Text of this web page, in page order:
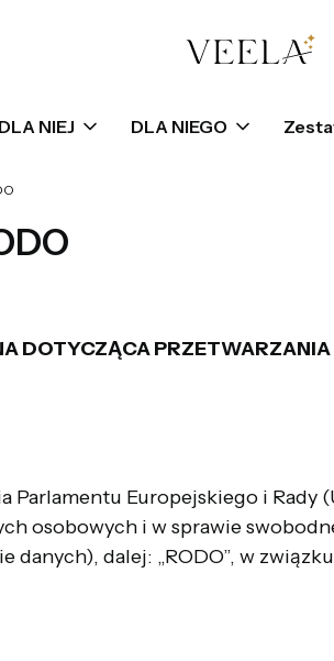
DLA NIEJ DLA NIEGO
DOTYCZĄCA
Parlamentu Europejskiego i
osobowych i w sprawie
dalej: „RODO”, w